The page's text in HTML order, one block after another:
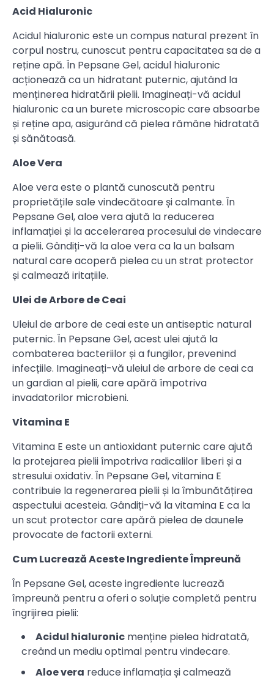
Acid Hialuronic
Acidul hialuronic este un compus natural prezent în
corpul nostru, cunoscut pentru capacitatea sa de a
reține apă. În Pepsane Gel, acidul hialuronic
acționează ca un hidratant puternic, ajutând la
menținerea hidratării pielii. Imagineați-vă acidul
hialuronic ca un burete microscopic care absoarbe
și reține apa, asigurând că pielea rămâne hidratată
și sănătoasă.
Aloe Vera
Aloe vera este o plantă cunoscută pentru
proprietățile sale vindecătoare și calmante. În
Pepsane Gel, aloe vera ajută la reducerea
inflamației și la accelerarea procesului de vindecare
a pielii. Gândiți-vă la aloe vera ca la un balsam
natural care acoperă pielea cu un strat protector
și calmează iritațiile.
Ulei de Arbore de Ceai
Uleiul de arbore de ceai este un antiseptic natural
puternic. În Pepsane Gel, acest ulei ajută la
combaterea bacteriilor și a fungilor, prevenind
infecțiile. Imagineați-vă uleiul de arbore de ceai ca
un gardian al pielii, care apără împotriva
invadatorilor microbieni.
Vitamina E
Vitamina E este un antioxidant puternic care ajută
la protejarea pielii împotriva radicalilor liberi și a
stresului oxidativ. În Pepsane Gel, vitamina E
contribuie la regenerarea pielii și la îmbunătățirea
aspectului acesteia. Gândiți-vă la vitamina E ca la
un scut protector care apără pielea de daunele
provocate de factorii externi.
Cum Lucrează Aceste Ingrediente Împreună
În Pepsane Gel, aceste ingrediente lucrează
împreună pentru a oferi o soluție completă pentru
îngrijirea pielii:
Acidul hialuronic menține pielea hidratată,
creând un mediu optimal pentru vindecare.
Aloe vera reduce inflamația și calmează